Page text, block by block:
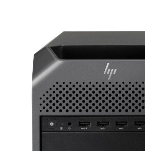
Impresoras Multifunción Tinta
Impresoras con Sistema Continuo
Impresora Láser Color
Impresora Láser Monocromatica
Impresora Multifunción Láser Color